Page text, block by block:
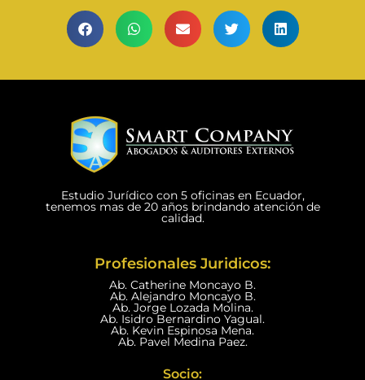
Estudio Jurídico con 5 oficinas en Ecuador,
tenemos mas de 20 años brindando atención de
calidad.
Profesionales Juridicos:
Ab. Catherine Moncayo B.
Ab. Alejandro Moncayo B.
Ab. Jorge Lozada Molina.
Ab. Isidro Bernardino Yagual.
Ab. Kevin Espinosa Mena.
Ab. Pavel Medina Paez.
Socio: